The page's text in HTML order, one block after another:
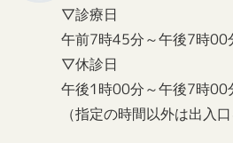
▽診療日
午前7時45分～午後7時00
▽休診日
午後1時00分～午後7時00
（指定の時間以外は出入口